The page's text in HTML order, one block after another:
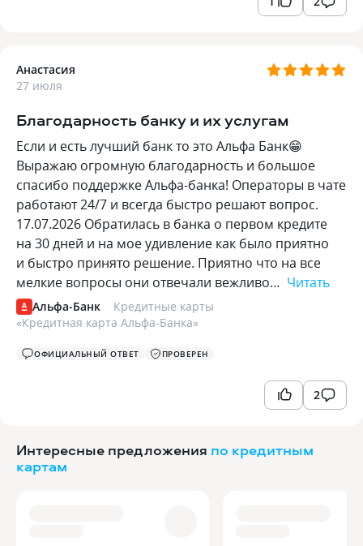
Анастасия
27 июля
Благодарность банку и их услугам
Если и есть лучший банк то это Альфа Банк😁
Выражаю огромную благодарность и большое
спасибо поддержке Альфа-банка! Операторы в чате
работают 24/7 и всегда быстро решают вопрос.
17.07.2026 Обратилась в банка о первом кредите
на 30 дней и на мое удивление как было приятно
и быстро принято решение. Приятно что на все
мелкие вопросы они отвечали вежливо… Читать
Альфа-Банк
Кредитные карты
«Кредитная карта Альфа-Банка»
ОФИЦИАЛЬНЫЙ ОТВЕТ ПРОВЕРЕН
2
Интересные предложения по кредитным
картам